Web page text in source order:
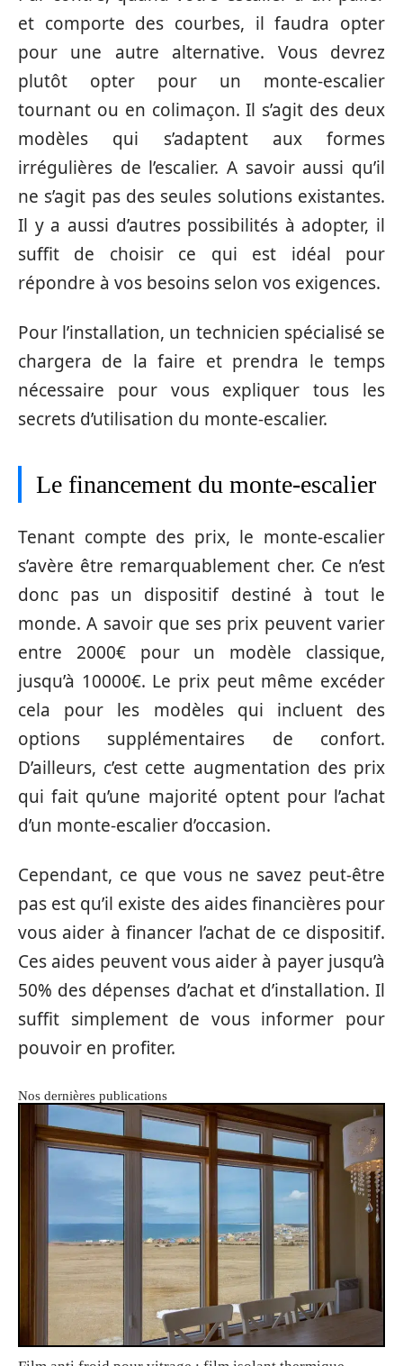
et comporte des courbes, il faudra opter
pour une autre alternative. Vous devrez
plutôt opter pour un monte-escalier
tournant ou en colimaçon. Il s’agit des deux
modèles qui s’adaptent aux formes
irrégulières de l’escalier. A savoir aussi qu’il
ne s’agit pas des seules solutions existantes.
Il y a aussi d’autres possibilités à adopter, il
suffit de choisir ce qui est idéal pour
répondre à vos besoins selon vos exigences.
Pour l’installation, un technicien spécialisé se
chargera de la faire et prendra le temps
nécessaire pour vous expliquer tous les
secrets d’utilisation du monte-escalier.
Le financement du monte-escalier
Tenant compte des prix, le monte-escalier
s’avère être remarquablement cher. Ce n’est
donc pas un dispositif destiné à tout le
monde. A savoir que ses prix peuvent varier
entre 2000€ pour un modèle classique,
jusqu’à 10000€. Le prix peut même excéder
cela pour les modèles qui incluent des
options supplémentaires de confort.
D’ailleurs, c’est cette augmentation des prix
qui fait qu’une majorité optent pour l’achat
d’un monte-escalier d’occasion.
Cependant, ce que vous ne savez peut-être
pas est qu’il existe des aides financières pour
vous aider à financer l’achat de ce dispositif.
Ces aides peuvent vous aider à payer jusqu’à
50% des dépenses d’achat et d’installation. Il
suffit simplement de vous informer pour
pouvoir en profiter.
Nos dernières publications